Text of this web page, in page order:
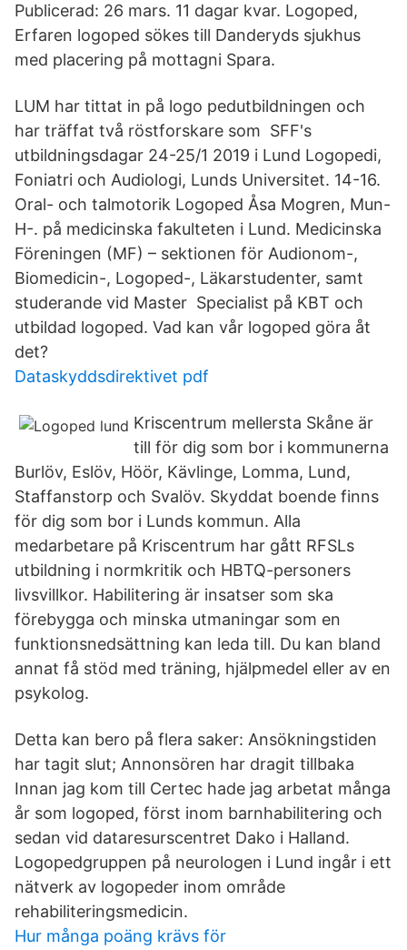
Publicerad: 26 mars. 11 dagar kvar. Logoped,
Erfaren logoped sökes till Danderyds sjukhus
med placering på mottagni Spara.
LUM har tittat in på logo pedutbildningen och
har träffat två röstforskare som SFF's
utbildningsdagar 24-25/1 2019 i Lund Logopedi,
Foniatri och Audiologi, Lunds Universitet. 14-16.
Oral- och talmotorik Logoped Åsa Mogren, Mun-
H-. på medicinska fakulteten i Lund. Medicinska
Föreningen (MF) – sektionen för Audionom-,
Biomedicin-, Logoped-, Läkarstudenter, samt
studerande vid Master Specialist på KBT och
utbildad logoped. Vad kan vår logoped göra åt
det?
Dataskyddsdirektivet pdf
Kriscentrum mellersta Skåne är
till för dig som bor i kommunerna
Burlöv, Eslöv, Höör, Kävlinge, Lomma, Lund,
Staffanstorp och Svalöv. Skyddat boende finns
för dig som bor i Lunds kommun. Alla
medarbetare på Kriscentrum har gått RFSLs
utbildning i normkritik och HBTQ-personers
livsvillkor. Habilitering är insatser som ska
förebygga och minska utmaningar som en
funktionsnedsättning kan leda till. Du kan bland
annat få stöd med träning, hjälpmedel eller av en
psykolog.
Detta kan bero på flera saker: Ansökningstiden
har tagit slut; Annonsören har dragit tillbaka
Innan jag kom till Certec hade jag arbetat många
år som logoped, först inom barnhabilitering och
sedan vid dataresurscentret Dako i Halland.
Logopedgruppen på neurologen i Lund ingår i ett
nätverk av logopeder inom område
rehabiliteringsmedicin.
Hur många poäng krävs för